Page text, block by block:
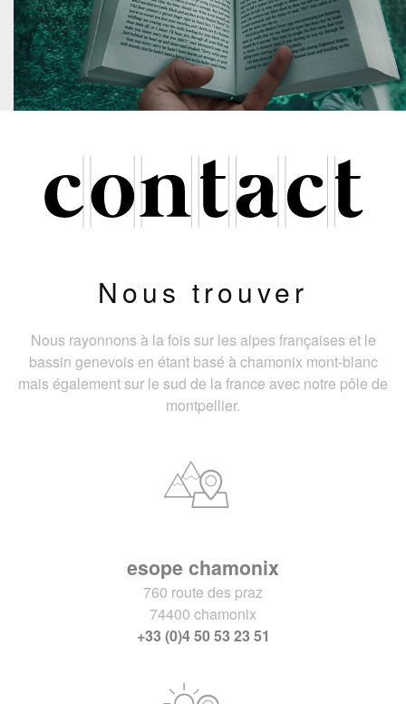
Nous trouver
Nous rayonnons à la fois sur les alpes françaises et le
bassin genevois en étant basé à chamonix mont-blanc
mais également sur le sud de la france avec notre pôle de
montpellier.
esope chamonix
760 route des praz
74400 chamonix
+33 (0)4 50 53 23 51